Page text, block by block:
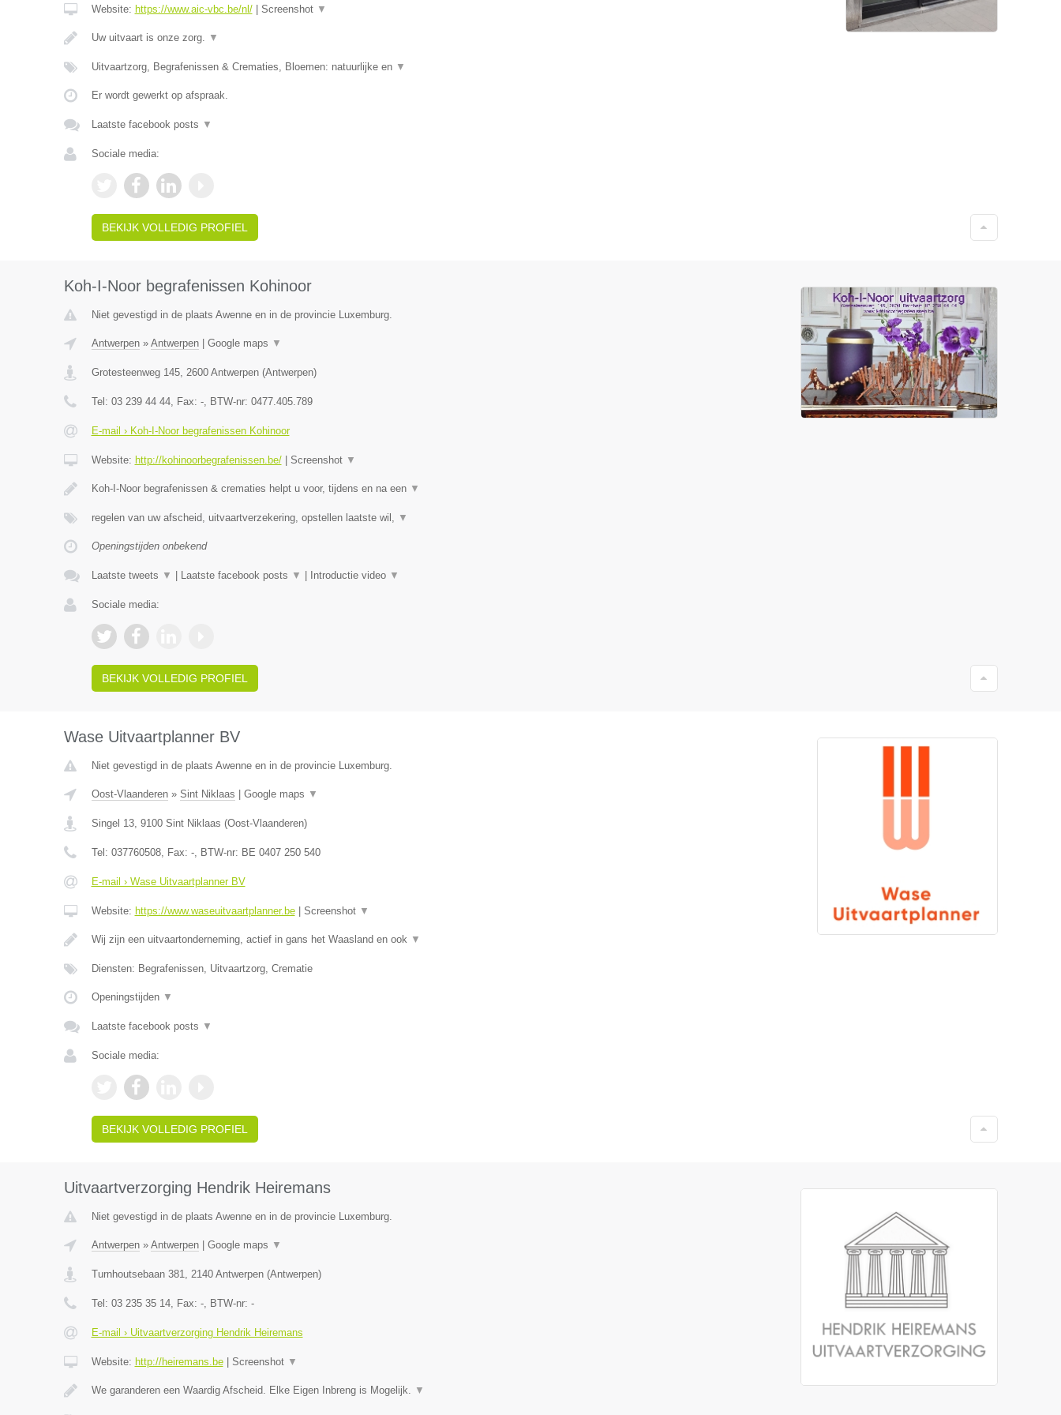
Website: https://www.aic-vbc.be/nl/| Screenshot ▼
Uw uitvaart is onze zorg. ▼
Uitvaartzorg, Begrafenissen & Crematies, Bloemen: natuurlijke en ▼
Er wordt gewerkt op afspraak.
Laatste facebook posts ▼
Sociale media:
BEKIJK VOLLEDIG PROFIEL
Koh-I-Noor begrafenissen Kohinoor
Niet gevestigd in de plaats Awenne en in de provincie Luxemburg.
Antwerpen» Antwerpen| Google maps ▼
Grotesteenweg 145, 2600 Antwerpen(Antwerpen)
Tel: 03 239 44 44, Fax: -, BTW-nr: 0477.405.789
E-mail › Koh-I-Noor begrafenissen Kohinoor
Website: http://kohinoorbegrafenissen.be/| Screenshot ▼
Koh-I-Noor begrafenissen & crematies helpt u voor, tijdens en na een ▼
regelen van uw afscheid, uitvaartverzekering, opstellen laatste wil, ▼
Openingstijden onbekend
Laatste tweets ▼ Laatste facebook posts ▼ Introductie video ▼
Sociale media:
BEKIJK VOLLEDIG PROFIEL
Wase Uitvaartplanner BV
Niet gevestigd in de plaats Awenne en in de provincie Luxemburg.
Oost-Vlaanderen» Sint Niklaas Google maps ▼
Singel 13, 9100 Sint Niklaas (Oost-Vlaanderen)
Tel: 037760508, Fax: -, BTW-nr: BE 0407 250 540
E-mail › Wase Uitvaartplanner BV
Website: https://www.waseuitvaartplanner.be| Screenshot ▼
Wij zijn een uitvaartonderneming, actief in gans het Waasland en ook ▼
Diensten: Begrafenissen, Uitvaartzorg, Crematie
Openingstijden ▼
Laatste facebook posts ▼
Sociale media:
BEKIJK VOLLEDIG PROFIEL
Uitvaartverzorging Hendrik Heiremans
Niet gevestigd in de plaats Awenne en in de provincie Luxemburg.
Antwerpen» Antwerpen| Google maps ▼
Turnhoutsebaan 381, 2140 Antwerpen(Antwerpen)
Tel: 03 235 35 14, Fax: -, BTW-nr: -
E-mail › Uitvaartverzorging Hendrik Heiremans
Website: http://heiremans.be| Screenshot ▼
We garanderen een Waardig Afscheid. Elke Eigen Inbreng is Mogelijk. ▼